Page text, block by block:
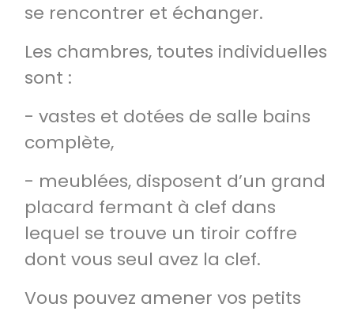
se rencontrer et échanger.
Les chambres, toutes individuelles
sont :
- vastes et dotées de salle bains
complète,
- meublées, disposent d’un grand
placard fermant à clef dans
lequel se trouve un tiroir coffre
dont vous seul avez la clef.
Vous pouvez amener vos petits